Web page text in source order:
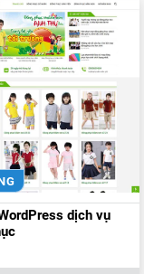
dịch vụ